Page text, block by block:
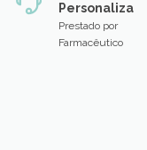
Prestado por
Farmacêutico